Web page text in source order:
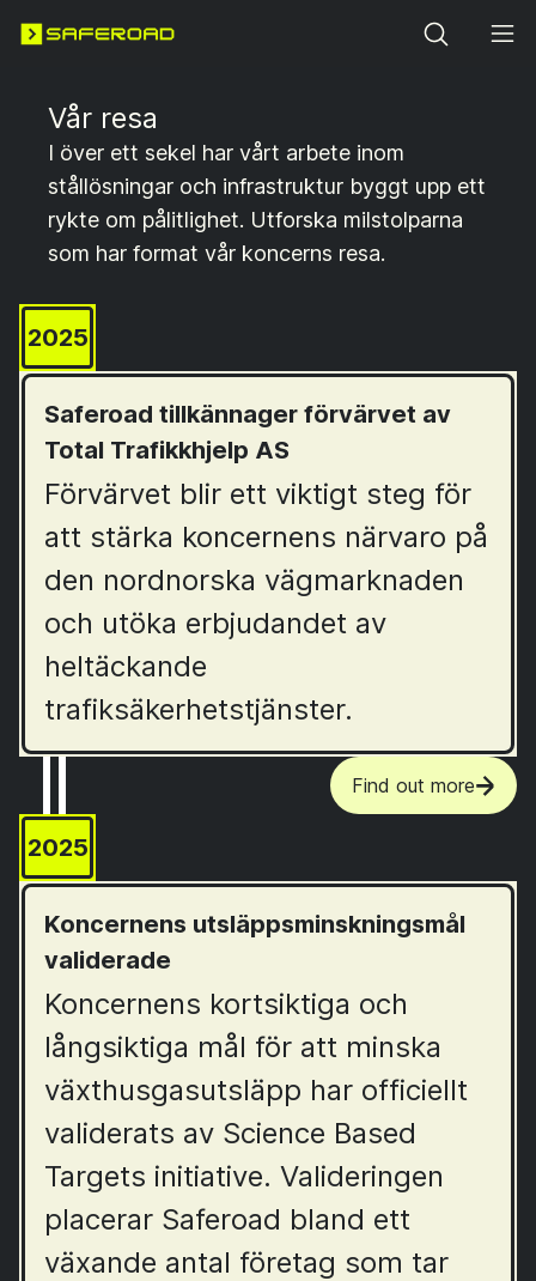
Search
Vår resa
I över ett sekel har vårt arbete inom
stållösningar och infrastruktur byggt upp ett
rykte om pålitlighet. Utforska milstolparna
som har format vår koncerns resa.
2025
Saferoad tillkännager förvärvet av
Total Trafikkhjelp AS
Förvärvet blir ett viktigt steg för
att stärka koncernens närvaro på
den nordnorska vägmarknaden
och utöka erbjudandet av
heltäckande
trafiksäkerhetstjänster.
Find out more
2025
Koncernens utsläppsminskningsmål
validerade
Koncernens kortsiktiga och
långsiktiga mål för att minska
växthusgasutsläpp har officiellt
validerats av Science Based
Targets initiative. Valideringen
placerar Saferoad bland ett
växande antal företag som tar